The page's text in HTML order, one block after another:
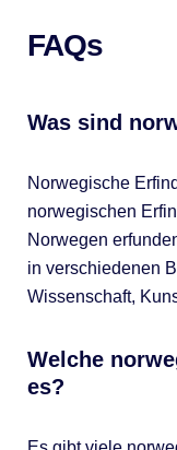
FAQs
Was sind
Norwegische
norwegischen
Norwegen
in verschiedenen
Wissenschaft,
Welche
es?